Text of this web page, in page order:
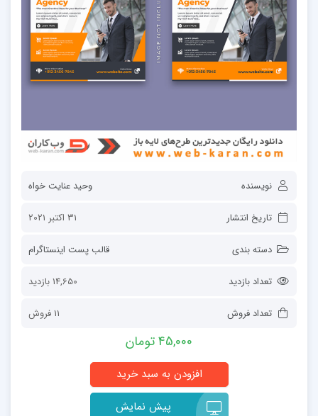
نویسنده وحید عنایت خواه
تاریخ انتشار 31 اکتبر 2021
دسته بندی قالب پست اینستاگرام
تعداد بازدید 14,650 بازدید
تعداد فروش 11 فروش
45,000 تومان
پیش نمایش